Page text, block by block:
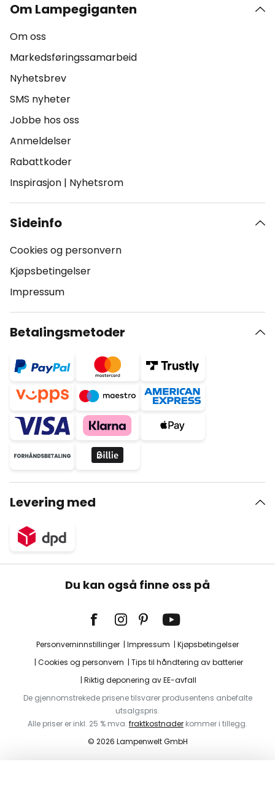
Om Lampegiganten
Om oss
Markedsføringssamarbeid
Nyhetsbrev
SMS nyheter
Jobbe hos oss
Anmeldelser
Rabattkoder
Inspirasjon | Nyhetsrom
Sideinfo
Cookies og personvern
Kjøpsbetingelser
Impressum
Betalingsmetoder
Levering med
Du kan også finne oss på
Personverninnstillinger Impressum
Kjøpsbetingelser
Cookies og personvern
Tips til håndtering av batterier
Riktig deponering av EE-avfall
De gjennomstrekede prisene tilsvarer produsentens anbefalte
utsalgspris.
Alle priser er inkl. 25 % mva. fraktkostnader kommer i tillegg.
© 2026 Lampenwelt GmbH